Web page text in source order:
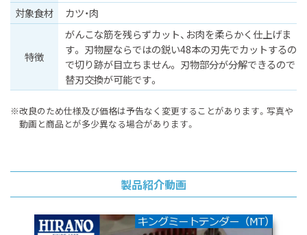
対象食材
カツ ⾁
特徴
がんこな筋を残らずカット、お肉を柔らかく仕上げま
す。 刃物屋ならではの鋭い48本の刃先でカットするの
で切り跡が目立ちません。 刃物部分が分解できるので
替刃交換が可能です。
※改良のため仕様及び価格は予告なく変更することがあります。 写真や
動画と商品とが多少異なる場合があります。
製品紹介動画